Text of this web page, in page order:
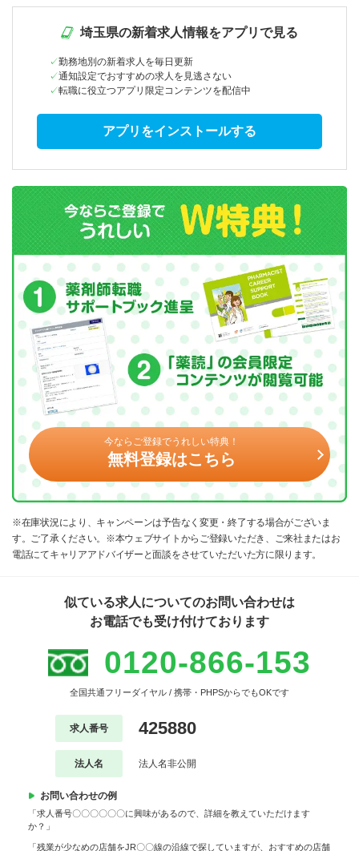
埼玉県の新着求人情報をアプリで見る
勤務地別の新着求人を毎日更新
通知設定でおすすめの求人を見逃さない
転職に役立つアプリ限定コンテンツを配信中
アプリをインストールする
今ならご登録でうれしい特典！
無料登録はこちら
※在庫状況により、キャンペーンは予告なく変更・終了する場合がございま
す。ご了承ください。※本ウェブサイトからご登録いただき、ご来社またはお
電話にてキャリアアドバイザーと面談をさせていただいた方に限ります。
似ている求人についてのお問い合わせは
お電話でも受け付けております
0120-866-153
全国共通フリーダイヤル / 携帯・PHPSからでもOKです
求人番号 425880
法人名 法人名非公開
お問い合わせの例
「求人番号〇〇〇〇〇〇に興味があるので、詳細を教えていただけます
か？」
「残業が少なめの店舗をJR〇〇線の沿線で探していますが、おすすめの店舗